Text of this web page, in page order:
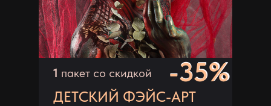
1 пакет со скидкой
ДЕТСКИЙ ФЭЙС-АРТ
-35%
-35%